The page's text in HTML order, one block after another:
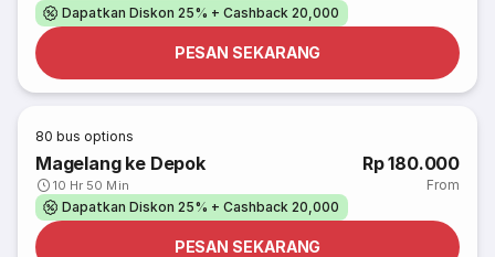
Dapatkan Diskon 25% + Cashback 20,000
PESAN SEKARANG
80 bus options
Magelang ke Depok
10 Hr 50 Min
Rp 180.000
From
Dapatkan Diskon 25% + Cashback 20,000
PESAN SEKARANG